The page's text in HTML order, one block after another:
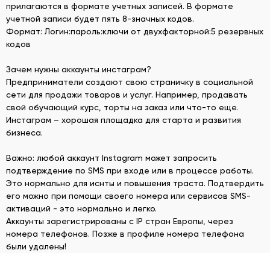
прилагаются в формате учетных записей. В формате
учетной записи будет пять 8-значных кодов.
Формат: Логин:пароль:ключи от двухфакторной:5 резервных
кодов
Зачем нужны аккаунты инстаграм?
Предприниматели создают свою страничку в социальной
сети для продажи товаров и услуг. Например, продавать
свой обучающий курс, торты на заказ или что-то еще.
Инстаграм – хорошая площадка для старта и развития
бизнеса.
Важно: любой аккаунт Instagram может запросить
подтверждение по SMS при входе или в процессе работы.
Это нормально для иснты и повышения траста. Подтвердить
его можно при помощи своего номера или сервисов SMS-
активаций - это нормально и легко.
Аккаунты зарегистрированы с IP стран Европы, через
номера телефонов. Позже в профиле номера телефона
были удалены!